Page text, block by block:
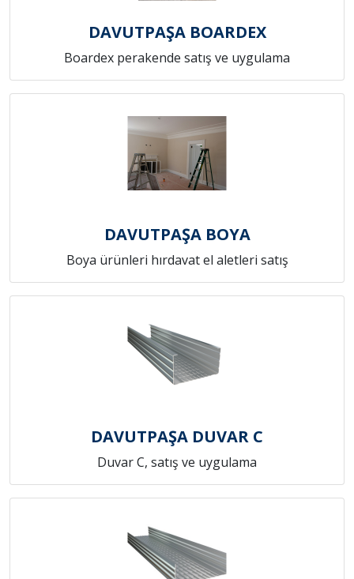
DAVUTPAŞA BOARDEX
Boardex perakende satış ve uygulama
DAVUTPAŞA BOYA
Boya ürünleri hırdavat el aletleri satış
DAVUTPAŞA DUVAR C
Duvar C, satış ve uygulama